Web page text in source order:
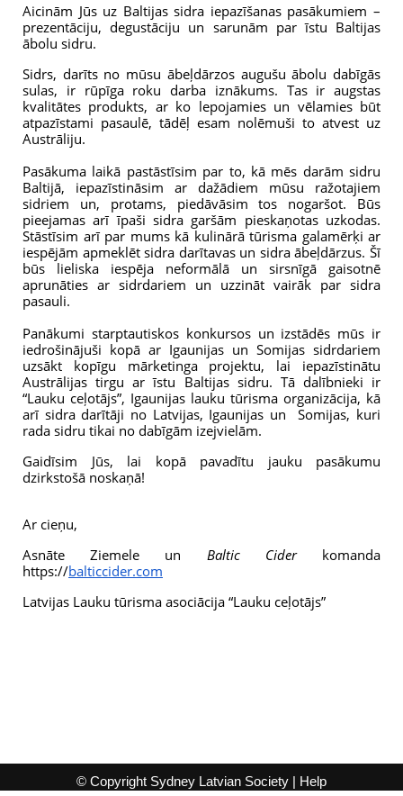
Aicinām Jūs uz Baltijas sidra iepazīšanas pasākumiem –
prezentāciju, degustāciju un sarunām par īstu Baltijas
ābolu sidru.
Sidrs, darīts no mūsu ābeļdārzos augušu ābolu dabīgās
sulas, ir rūpīga roku darba iznākums. Tas ir augstas
kvalitātes produkts, ar ko lepojamies un vēlamies būt
atpazīstami pasaulē, tādēļ esam nolēmuši to atvest uz
Austrāliju.
Pasākuma laikā pastāstīsim par to, kā mēs darām sidru
Baltijā, iepazīstināsim ar dažādiem mūsu ražotajiem
sidriem un, protams, piedāvāsim tos nogaršot. Būs
pieejamas arī īpaši sidra garšām pieskaņotas uzkodas.
Stāstīsim arī par mums kā kulinārā tūrisma galamērķi ar
iespējām apmeklēt sidra darītavas un sidra ābeļdārzus. Šī
būs lieliska iespēja neformālā un sirsnīgā gaisotnē
aprunāties ar sidrdariem un uzzināt vairāk par sidra
pasauli.
Panākumi starptautiskos konkursos un izstādēs mūs ir
iedrošinājuši kopā ar Igaunijas un Somijas sidrdariem
uzsākt kopīgu mārketinga projektu, lai iepazīstinātu
Austrālijas tirgu ar īstu Baltijas sidru. Tā dalībnieki ir
“Lauku ceļotājs”, Igaunijas lauku tūrisma organizācija, kā
arī sidra darītāji no Latvijas, Igaunijas un
Somijas, kuri
rada sidru tikai no dabīgām izejvielām.
Gaidīsim Jūs, lai kopā pavadītu jauku pasākumu
dzirkstošā noskaņā!
Ar cieņu,
Asnāte Ziemele un Baltic Cider komanda
https://balticcider.com
Latvijas Lauku tūrisma asociācija “Lauku ceļotājs”
© Copyright Sydney Latvian Society | Help